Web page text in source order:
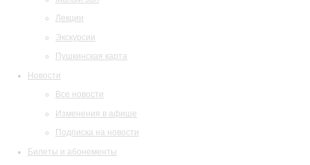
Лекции
Экскурсии
Пушкинская карта
Новости
Все новости
Изменения в афише
Подписка на новости
Билеты и абонементы